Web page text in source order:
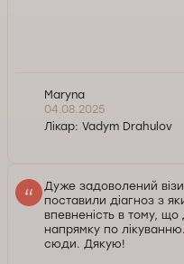
Maryna
04.08.2025
Лікар: Vadym Drahulov
Дуже задоволений
поставили діагноз з
впевненість в тому,
напрямку по
сюди. Дякую!